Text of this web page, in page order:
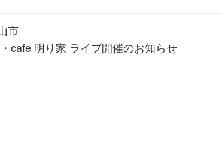
市
cafe 明り家 ライブ開催のお知らせ